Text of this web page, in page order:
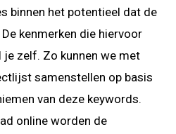
binnen het potentieel dat de
kenmerken die hiervoor
je zelf. Zo kunnen we met
samenstellen op basis
van deze keywords.
online worden de